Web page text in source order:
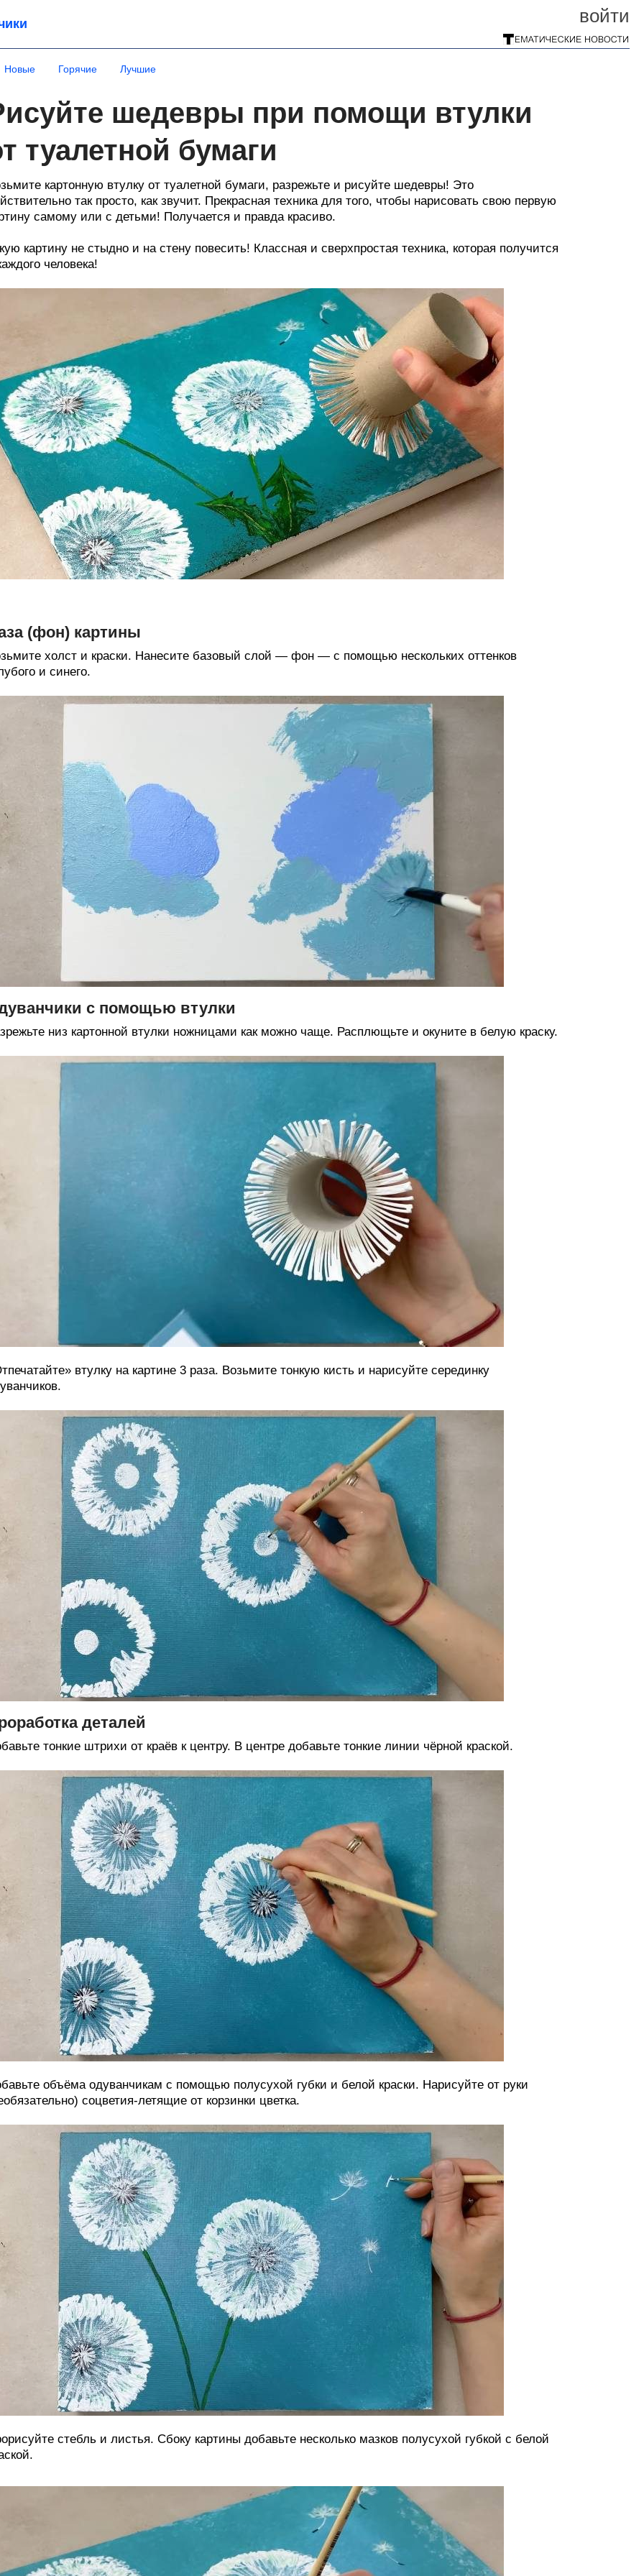
войти
Новые Горячие Лучшие
шедевры при помощи втулки
туалетной бумаги
картонную втулку от туалетной бумаги, разрежьте и рисуйте шедевры! Это
так просто, как звучит. Прекрасная техника для того, чтобы нарисовать свою первую
самому или с детьми! Получается и правда красиво.
картину не стыдно и на стену повесить! Классная и сверхпростая техника, которая получится
человека!
(фон) картины
холст и краски. Нанесите базовый слой — фон — с помощью нескольких оттенков
и синего.
с помощью втулки
низ картонной втулки ножницами как можно чаще. Расплющьте и окуните в белую краску.
втулку на картине 3 раза. Возьмите тонкую кисть и нарисуйте серединку
деталей
тонкие штрихи от краёв к центру. В центре добавьте тонкие линии чёрной краской.
объёма одуванчикам с помощью полусухой губки и белой краски. Нарисуйте от руки
соцветия-летящие от корзинки цветка.
стебль и листья. Сбоку картины добавьте несколько мазков полусухой губкой с белой